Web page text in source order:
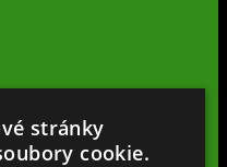
stránky
cookie.